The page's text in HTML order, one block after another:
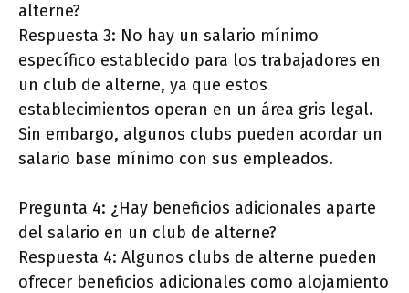
alterne?
Respuesta 3: No hay un salario mínimo
específico establecido para los trabajadores en
un club de alterne, ya que estos
establecimientos operan en un área gris legal.
Sin embargo, algunos clubs pueden acordar un
salario base mínimo con sus empleados.
Pregunta 4: ¿Hay beneficios adicionales aparte
del salario en un club de alterne?
Respuesta 4: Algunos clubs de alterne pueden
ofrecer beneficios adicionales como alojamiento